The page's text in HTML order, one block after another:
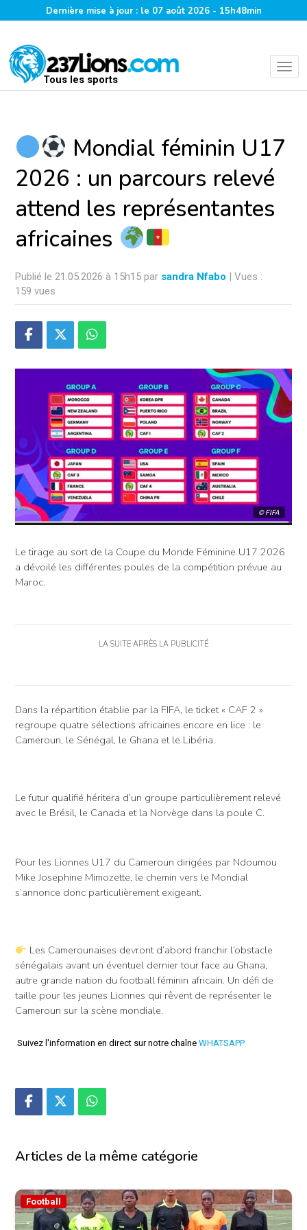
Dernière mise à jour : le 07 août 2026 - 15h48min
Tous les sports
Mondial féminin U17
2026 : un parcours relevé
attend les représentantes
africaines
Publié le 21.05.2026 à 15h15 par sandra Nfabo | Vues :
159 vues
© FIFA
Le tirage au sort de la Coupe du Monde Féminine U17 2026
a dévoilé les différentes poules de la compétition prévue au
Maroc.
LA SUITE APRÈS LA PUBLICITÉ
Dans la répartition établie par la FIFA, le ticket « CAF 2 »
regroupe quatre sélections africaines encore en lice : le
Cameroun, le Sénégal, le Ghana et le Libéria.
Le futur qualifié héritera d’un groupe particulièrement relevé
avec le Brésil, le Canada et la Norvège dans la poule C.
Pour les Lionnes U17 du Cameroun dirigées par Ndoumou
Mike Josephine Mimozette, le chemin vers le Mondial
s’annonce donc particulièrement exigeant.
Les Camerounaises devront d’abord franchir l’obstacle
sénégalais avant un éventuel dernier tour face au Ghana,
autre grande nation du football féminin africain. Un défi de
taille pour les jeunes Lionnes qui rêvent de représenter le
Cameroun sur la scène mondiale.
Suivez l'information en direct sur notre chaîne WHATSAPP
Articles de la même catégorie
Football